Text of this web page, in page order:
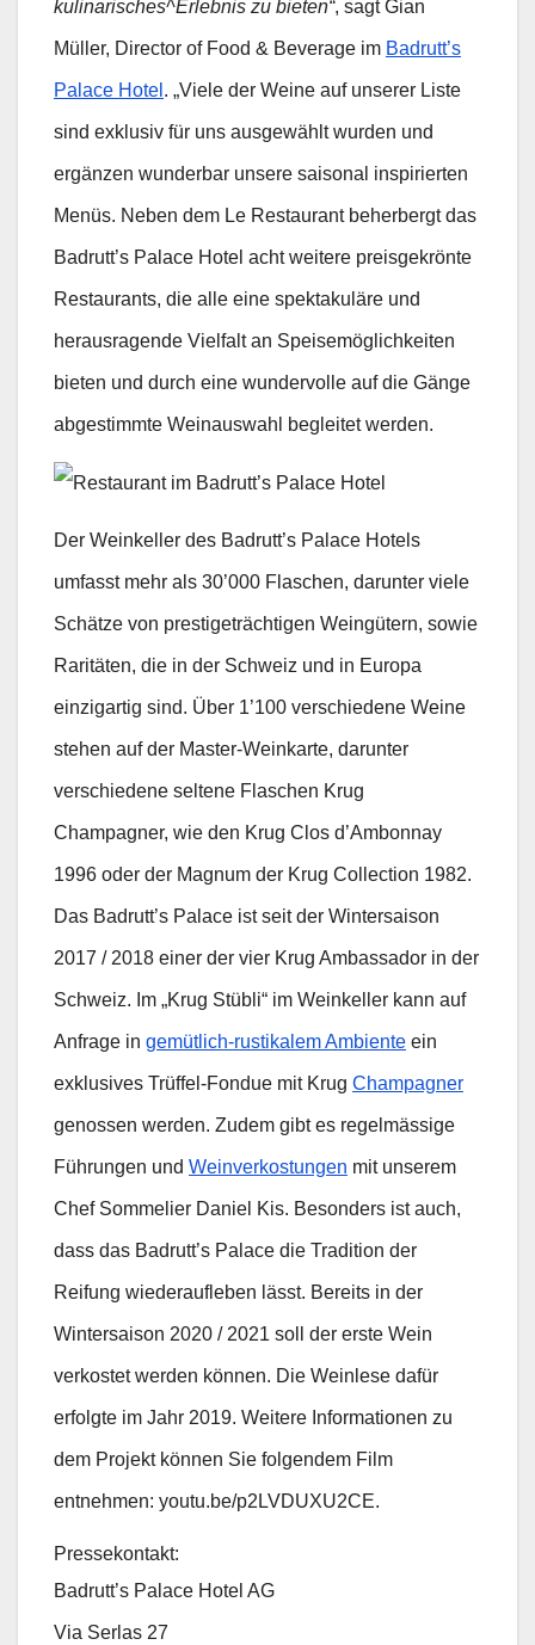
kulinarisches^Erlebnis zu bieten“, sagt Gian
Müller, Director of Food & Beverage im Badrutt’s
Palace Hotel . „Viele der Weine auf unserer Liste
sind exklusiv für uns ausgewählt wurden und
ergänzen wunderbar unsere saisonal inspirierten
Menüs. Neben dem Le Restaurant beherbergt das
Badrutt’s Palace Hotel acht weitere preisgekrönte
Restaurants, die alle eine spektakuläre und
herausragende Vielfalt an Speisemöglichkeiten
bieten und durch eine wundervolle auf die Gänge
abgestimmte Weinauswahl begleitet werden.
Der Weinkeller des Badrutt’s Palace Hotels
umfasst mehr als 30’000 Flaschen, darunter viele
Schätze von prestigeträchtigen Weingütern, sowie
Raritäten, die in der Schweiz und in Europa
einzigartig sind. Über 1’100 verschiedene Weine
stehen auf der Master-Weinkarte, darunter
verschiedene seltene Flaschen Krug
Champagner, wie den Krug Clos d’Ambonnay
1996 oder der Magnum der Krug Collection 1982.
Das Badrutt’s Palace ist seit der Wintersaison
2017 / 2018 einer der vier Krug Ambassador in der
Schweiz. Im „Krug Stübli“ im Weinkeller kann auf
Anfrage in gemütlich-rustikalem Ambiente ein
exklusives Trüffel-Fondue mit Krug Champagner
genossen werden. Zudem gibt es regelmässige
Führungen und Weinverkostungen mit unserem
Chef Sommelier Daniel Kis. Besonders ist auch,
dass das Badrutt’s Palace die Tradition der
Reifung wiederaufleben lässt. Bereits in der
Wintersaison 2020 / 2021 soll der erste Wein
verkostet werden können. Die Weinlese dafür
erfolgte im Jahr 2019. Weitere Informationen zu
dem Projekt können Sie folgendem Film
entnehmen: youtu.be/p2LVDUXU2CE.
Pressekontakt:
Badrutt’s Palace Hotel AG
Via Serlas 27